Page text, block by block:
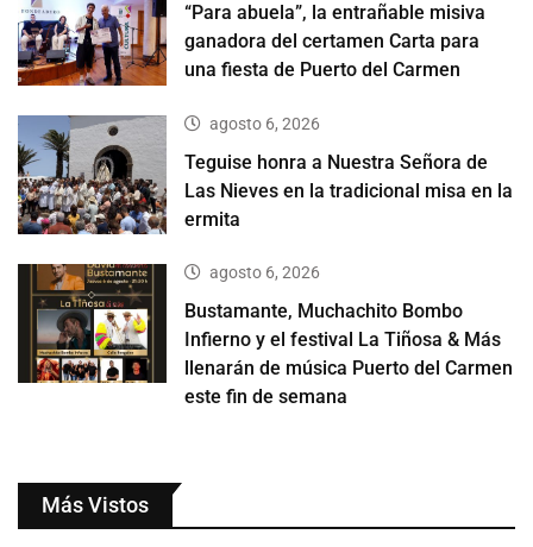
“Para abuela”, la entrañable misiva
ganadora del certamen Carta para
una fiesta de Puerto del Carmen
agosto 6, 2026
Teguise honra a Nuestra Señora de
Las Nieves en la tradicional misa en la
ermita
agosto 6, 2026
Bustamante, Muchachito Bombo
Infierno y el festival La Tiñosa & Más
llenarán de música Puerto del Carmen
este fin de semana
Más Vistos